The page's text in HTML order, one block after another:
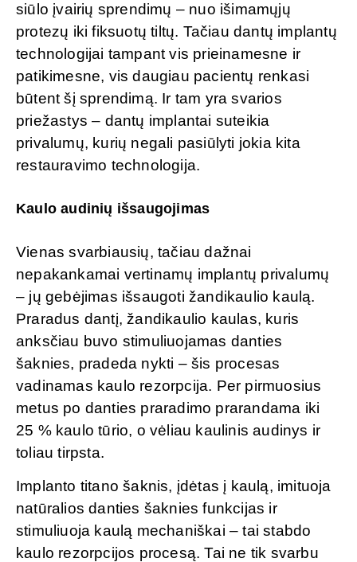
siūlo įvairių sprendimų – nuo išimamųjų
protezų iki fiksuotų tiltų. Tačiau dantų implantų
technologijai tampant vis prieinamesne ir
patikimesne, vis daugiau pacientų renkasi
būtent šį sprendimą. Ir tam yra svarios
priežastys – dantų implantai suteikia
privalumų, kurių negali pasiūlyti jokia kita
restauravimo technologija.
Kaulo audinių išsaugojimas
Vienas svarbiausių, tačiau dažnai
nepakankamai vertinamų implantų privalumų
– jų gebėjimas išsaugoti žandikaulio kaulą.
Praradus dantį, žandikaulio kaulas, kuris
anksčiau buvo stimuliuojamas danties
šaknies, pradeda nykti – šis procesas
vadinamas kaulo rezorpcija. Per pirmuosius
metus po danties praradimo prarandama iki
25 % kaulo tūrio, o vėliau kaulinis audinys ir
toliau tirpsta.
Implanto titano šaknis, įdėtas į kaulą, imituoja
natūralios danties šaknies funkcijas ir
stimuliuoja kaulą mechaniškai – tai stabdo
kaulo rezorpcijos procesą. Tai ne tik svarbu